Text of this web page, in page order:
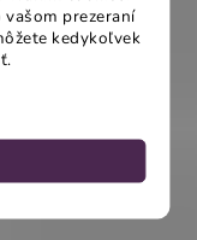
prezeraní
kedykoľvek